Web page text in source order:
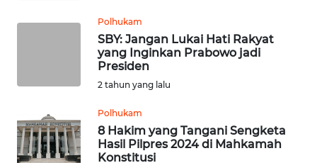
Polhukam
SBY: Jangan Lukai Hati Rakyat
yang Inginkan Prabowo jadi
Presiden
2 tahun yang lalu
Polhukam
8 Hakim yang Tangani Sengketa
Hasil Pilpres 2024 di Mahkamah
Konstitusi
TANJUNG
KARO
WN
SIMALUNGUN